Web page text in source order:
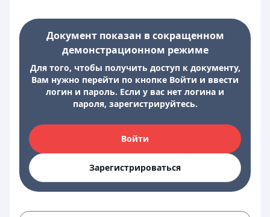
Документ показан в сокращенном
демонстрационном режиме
Для того, чтобы получить доступ к документу,
Вам нужно перейти по кнопке Войти и ввести
логин и пароль. Если у вас нет логина и
пароля, зарегистрируйтесь.
Войти
Зарегистрироваться